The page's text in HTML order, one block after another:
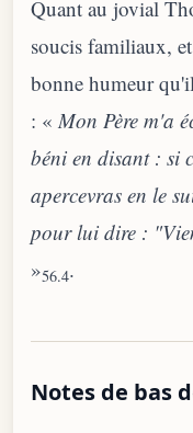
Quant au jovial
soucis familiaux,
bonne humeur
: «Mon Père m'a
béni en disant : si
apercevras en le
pour lui dire :
»56.4.
Notes de bas